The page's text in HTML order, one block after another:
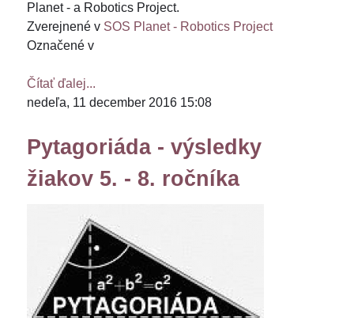
Planet - a Robotics Project.
Zverejnené v SOS Planet - Robotics Project
Označené v
Čítať ďalej...
nedeľa, 11 december 2016 15:08
Pytagoriáda - výsledky
žiakov 5. - 8. ročníka